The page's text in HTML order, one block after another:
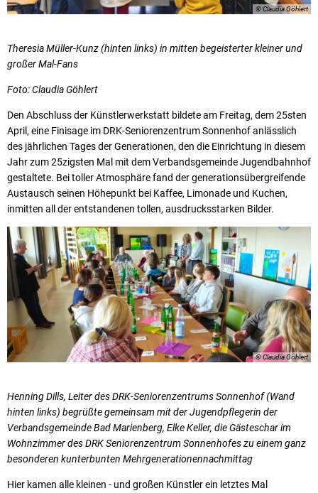
© Claudia Göhlert
Theresia Müller-Kunz (hinten links) in mitten begeisterter kleiner und
großer Mal-Fans
Foto: Claudia Göhlert
Den Abschluss der Künstlerwerkstatt bildete am Freitag, dem 25sten
April, eine Finisage im DRK-Seniorenzentrum Sonnenhof anlässlich
des jährlichen Tages der Generationen, den die Einrichtung in diesem
Jahr zum 25zigsten Mal mit dem Verbandsgemeinde Jugendbahnhof
gestaltete. Bei toller Atmosphäre fand der generationsübergreifende
Austausch seinen Höhepunkt bei Kaffee, Limonade und Kuchen,
inmitten all der entstandenen tollen, ausdrucksstarken Bilder.
© Claudia Göhlert
Henning Dills, Leiter des DRK-Seniorenzentrums Sonnenhof (Wand
hinten links) begrüßte gemeinsam mit der Jugendpflegerin der
Verbandsgemeinde Bad Marienberg, Elke Keller, die Gästeschar im
Wohnzimmer des DRK Seniorenzentrum Sonnenhofes zu einem ganz
besonderen kunterbunten Mehrgenerationennachmittag
Hier kamen alle kleinen - und großen Künstler ein letztes Mal